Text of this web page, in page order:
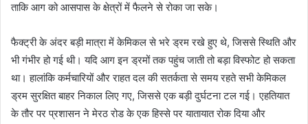
ताकि आग को आसपास के क्षेत्रों में फैलने से रोका जा सके।
फैक्ट्री के अंदर बड़ी मात्रा में केमिकल से भरे ड्रम रखे हुए थे, जिससे स्थिति और
भी गंभीर हो गई थी। यदि आग इन ड्रमों तक पहुंच जाती तो बड़ा विस्फोट हो सकता
था। हालांकि कर्मचारियों और राहत दल की सतर्कता से समय रहते सभी केमिकल
ड्रम सुरक्षित बाहर निकाल लिए गए, जिससे एक बड़ी दुर्घटना टल गई। एहतियात
के तौर पर प्रशासन ने मेरठ रोड के एक हिस्से पर यातायात रोक दिया और